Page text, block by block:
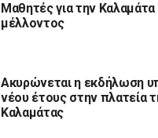
Μαθητές για την
μέλλοντος
Ακυρώνεται η εκδήλωση
νέου έτους στην πλατεία
Καλαμάτας